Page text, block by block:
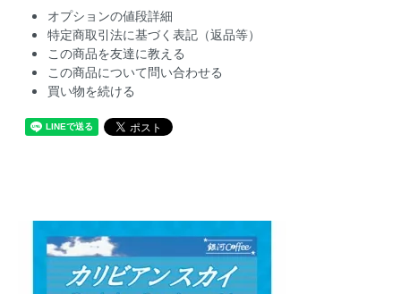
オプションの値段詳細
特定商取引法に基づく表記（返品等）
この商品を友達に教える
この商品について問い合わせる
買い物を続ける